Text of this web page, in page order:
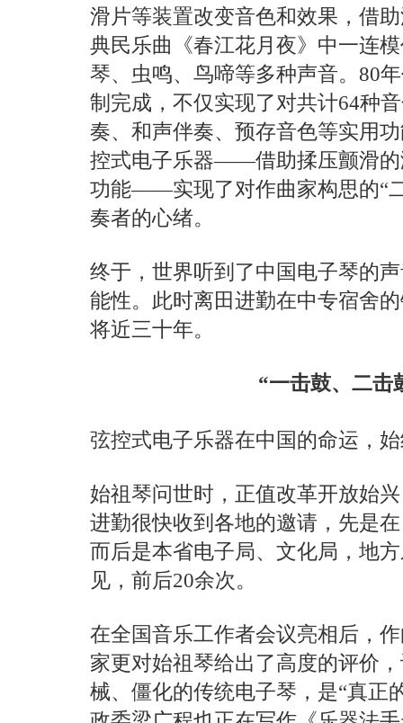
滑片等装置改变音色和效果，借
典民乐曲《春江花月夜》中一连
琴、虫鸣、鸟啼等多种声音。80
制完成，不仅实现了对共计64种
奏、和声伴奏、预存音色等实用
控式电子乐器——借助揉压颤滑的
功能——实现了对作曲家构思的“
奏者的心绪。
终于，世界听到了中国电子琴的
能性。此时离田进勤在中专宿舍
将近三十年。
“一击鼓、二击
弦控式电子乐器在中国的命运，
始祖琴问世时，正值改革开放始
进勤很快收到各地的邀请，先是
而后是本省电子局、文化局，地
见，前后20余次。
在全国音乐工作者会议亮相后，
家更对始祖琴给出了高度的评价
械、僵化的传统电子琴，是“真正